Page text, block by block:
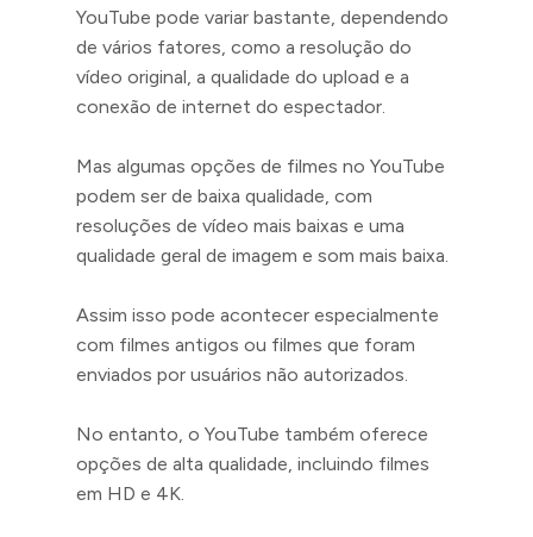
YouTube pode variar bastante, dependendo
de vários fatores, como a resolução do
vídeo original, a qualidade do upload e a
conexão de internet do espectador.
Mas algumas opções de filmes no YouTube
podem ser de baixa qualidade, com
resoluções de vídeo mais baixas e uma
qualidade geral de imagem e som mais baixa.
Assim isso pode acontecer especialmente
com filmes antigos ou filmes que foram
enviados por usuários não autorizados.
No entanto, o YouTube também oferece
opções de alta qualidade, incluindo filmes
em HD e 4K.